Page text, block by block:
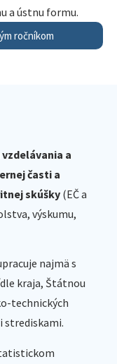
a ústnu formu.
ročníkom
a
časti a
skúšky (EČ a
výskumu,
najmä s
kraja, Štátnou
technických
strediskami.